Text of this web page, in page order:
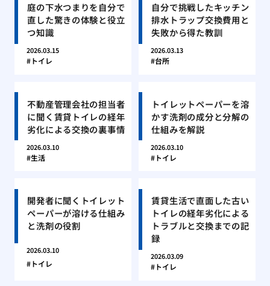
庭の下水つまりを自分で
直した驚きの体験と役立
つ知識
2026.03.15
トイレ
自分で挑戦したキッチン
排水トラップ交換費用と
失敗から得た教訓
2026.03.13
台所
不動産管理会社の担当者
に聞く賃貸トイレの経年
劣化による交換の裏事情
2026.03.10
生活
トイレットペーパーを溶
かす洗剤の成分と分解の
仕組みを解説
2026.03.10
トイレ
開発者に聞くトイレット
ペーパーが溶ける仕組み
と洗剤の役割
2026.03.10
トイレ
賃貸生活で直面した古い
トイレの経年劣化による
トラブルと交換までの記
録
2026.03.09
トイレ